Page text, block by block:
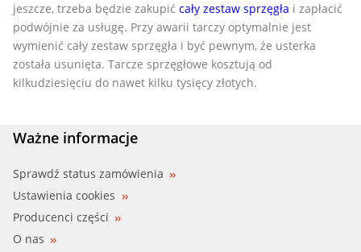
jeszcze, trzeba będzie zakupić cały zestaw sprzęgła i zapłacić
podwójnie za usługę. Przy awarii tarczy optymalnie jest
wymienić cały zestaw sprzęgła i być pewnym, że usterka
została usunięta. Tarcze sprzęgłowe kosztują od
kilkudziesięciu do nawet kilku tysięcy złotych.
Ważne informacje
Sprawdź status zamówienia
Ustawienia cookies
Producenci części
O nas